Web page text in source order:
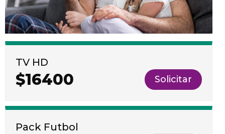
TV HD
$16400 Solicitar
Pack Futbol